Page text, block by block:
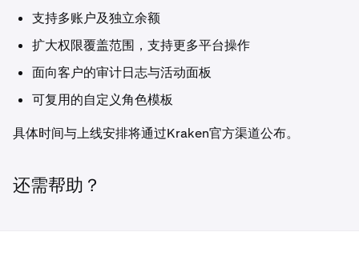
支持多账户及独立余额
扩大权限覆盖范围，支持更多平台操作
面向客户的审计日志与活动面板
可复用的自定义角色模板
具体时间与上线安排将通过Kraken官方渠道公布。
还需帮助？